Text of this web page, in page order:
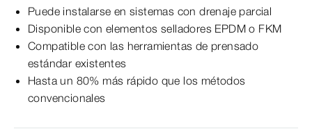
Puede instalarse en sistemas con drenaje parcial
Disponible con elementos selladores EPDM o FKM
Compatible con las herramientas de prensado
estándar existentes
Hasta un 80% más rápido que los métodos
convencionales